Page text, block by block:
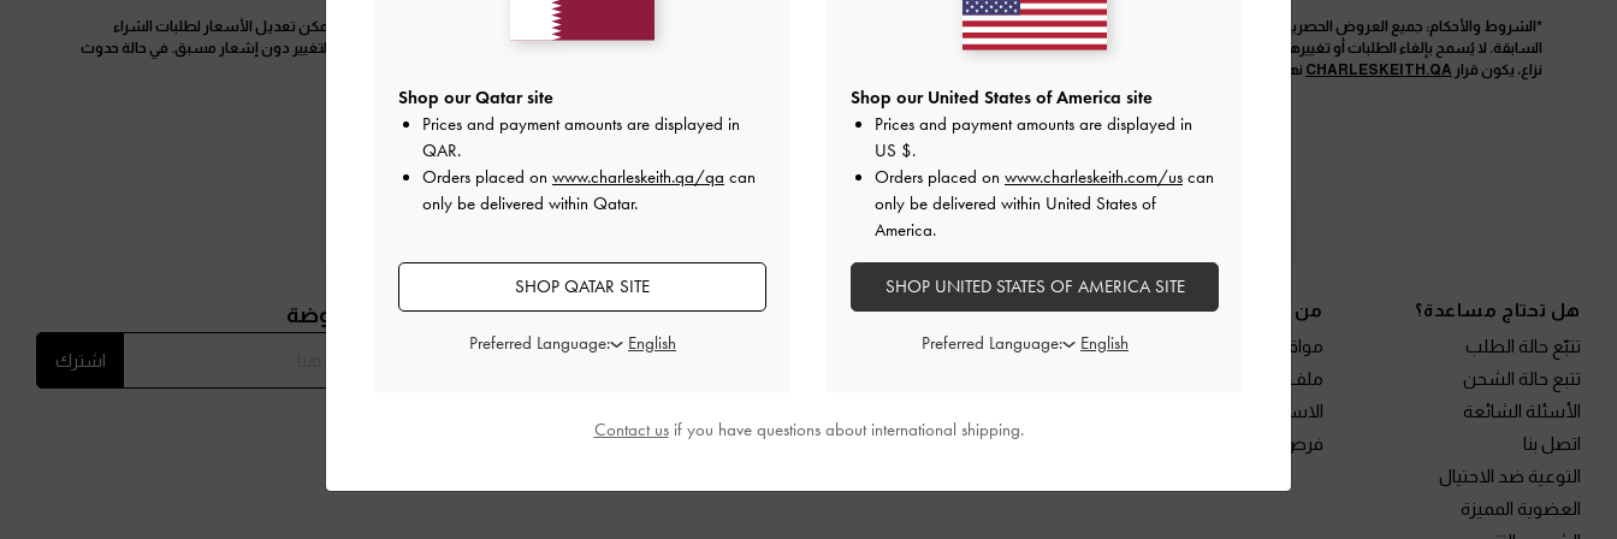
*الشروط والأحكام: جميع العروض الحصرية المذكورة أعلاه غير قابلة للاستبدال نقداً أو بقسائم أو بأي شكل آخر. تسري العروض الحصرية فقط في المتجر الإلكتروني تشارلز آند كيث، ما لم يُذكر خلاف ذلك. لا يمكن تعديل الأسعار لطلبات الشراء
السابقة. لا يُسمح بإلغاء الطلبات أو تغييرها بعد تأكيدها. يحتفظ المتجر الإلكترونيCHARLESKEITH.QA
بحق تعديل أو إيقاف العروض الحصرية في حالة حدوث أي خلل تقني. جميع الشروط والأحكام قابلة للتغيير دون إشعار مسبق. في حالة حدوث
نزاع، يكون قرار CHARLESKEITH.QA نهائياً.
الأحذية
هل تحتاج مساعدة؟
تتبّع حالة الطلب
تتبع حالة الشحن
الأسئلة الشائعة
اتصل بنا
التوعية ضد الاحتيال
العضوية المميزة
من نحن
مواقع المتاجر
ملف العلامة التجارية
الاستدامة
فرص الامتياز
التسوق معنا
مواقع المتجر
السياسات القانونية
(الكوكيز)
اشترك لتتابع آخر أخبار الموضة
اشترك
Shop our Qatar site
Prices and payment amounts are displayed in
QAR.
Orders placed on www.charleskeith.qa/qa can
only be delivered within Qatar.
SHOP QATAR SITE
Preferred Language:
Shop our United States of America site
Prices and payment amounts are displayed in
US $.
Orders placed on www.charleskeith.com/us can
only be delivered within United States of
America.
SHOP UNITED STATES OF AMERICA SITE
Preferred Language:
Contact usif you have questions about international shipping.